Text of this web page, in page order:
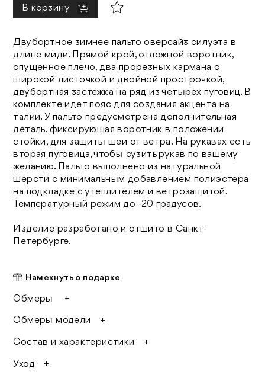
В корзину
Двубортное зимнее пальто оверсайз силуэта в
длине миди. Прямой крой, отложной воротник,
спущенное плечо, два прорезных кармана с
широкой листочкой и двойной прострочкой,
двубортная застежка на ряд из четырех пуговиц. В
комплекте идет пояс для создания акцента на
талии. У пальто предусмотрена дополнительная
деталь, фиксирующая воротник в положении
стойки, для защиты шеи от ветра. На рукавах есть
вторая пуговица, чтобы сузить рукав по вашему
желанию. Пальто выполнено из натуральной
шерсти с минимальным добавлением полиэстера
на подкладке с утеплителем и ветрозащитой.
Температурный режим до -20 градусов.
Изделие разработано и отшито в Санкт-
Петербурге.
Намекнуть о подарке
Обмеры
обхват груди 110 см
длина рукава с плечом 78 см
Обмеры модели
Рост модели: 175 см
Состав и характеристики
полиэстер
Уход